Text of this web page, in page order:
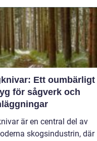
Ett oumbärligt
för sågverk och
är en central del av
skogsindustrin, där